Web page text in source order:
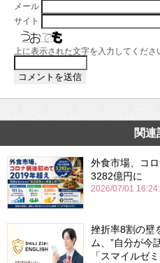
メール
サイト
上に表示された文字を入力してくださ
関連
外食市場、コ
3282億円に
2026/07/01
挫折率8割の壁
ム、”自分が今
「スマイルゼ